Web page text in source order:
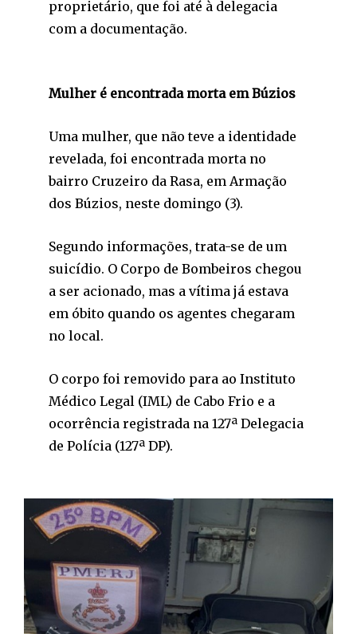
proprietário, que foi até à delegacia
com a documentação.
Mulher é encontrada morta em Búzios
Uma mulher, que não teve a identidade
revelada, foi encontrada morta no
bairro Cruzeiro da Rasa, em Armação
dos Búzios, neste domingo (3).
Segundo informações, trata-se de um
suicídio. O Corpo de Bombeiros chegou
a ser acionado, mas a vítima já estava
em óbito quando os agentes chegaram
no local.
O corpo foi removido para ao Instituto
Médico Legal (IML) de Cabo Frio e a
ocorrência registrada na 127ª Delegacia
de Polícia (127ª DP).